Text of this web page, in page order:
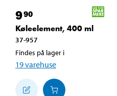
990
Køleelement, 400 ml
37-957
Findes på lager i
19varehuse